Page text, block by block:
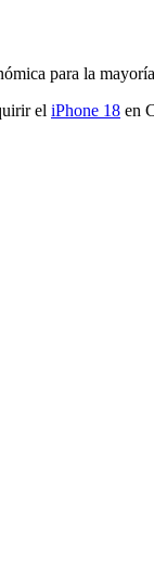
para la
el iPhone 18 en